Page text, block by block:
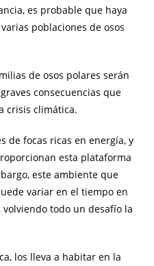
es probable que haya
poblaciones de osos
de osos polares serán
consecuencias que
crisis climática.
de focas ricas en energía, y
esta plataforma
este ambiente que
variar en el tiempo en
todo un desafío la
los lleva a habitar en la